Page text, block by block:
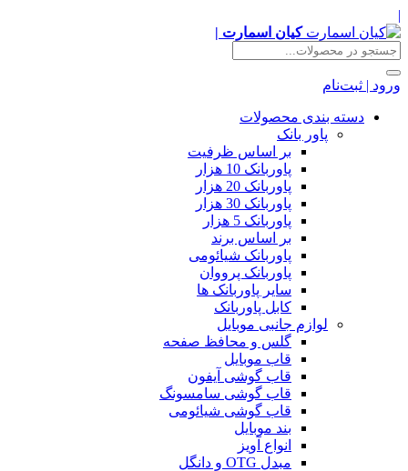
|
کیان اسمارت |
ورود | ثبت‌نام
دسته بندی محصولات
پاور بانک
بر اساس ظرفیت
پاوربانک 10 هزار
پاوربانک 20 هزار
پاوربانک 30 هزار
پاوربانک 5 هزار
بر اساس برند
پاوربانک شیائومی
پاوربانک پرووان
سایر پاوربانک ها
کابل پاوربانک
لوازم جانبی موبایل
گلس و محافظ صفحه
قاب موبایل
قاب گوشی آیفون
قاب گوشی سامسونگ
قاب گوشی شیائومی
بند موبایل
انواع آویز
مبدل OTG و دانگل